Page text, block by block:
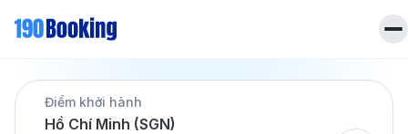
Trang chủ
Vé máy bay
Điểm khởi hành
Hồ Chí Minh (SGN)